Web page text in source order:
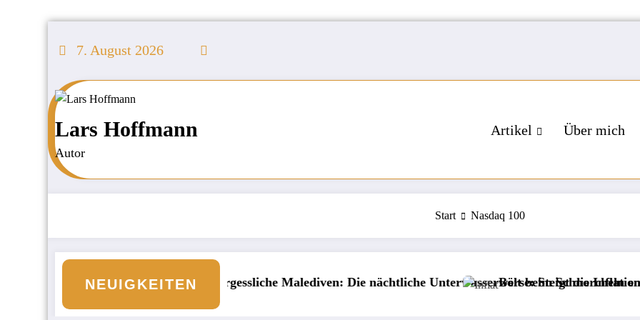
Inhalt
7. August 2026
Lars Hoffmann
Autor
Artikel Über mich
Start Nasdaq 100
NEUIGKEITEN
an den Börsen Unvergessliche Malediven: Die nächtliche Unterwasserwelt beim Schnorcheln
Börse: Steigt die Inflation